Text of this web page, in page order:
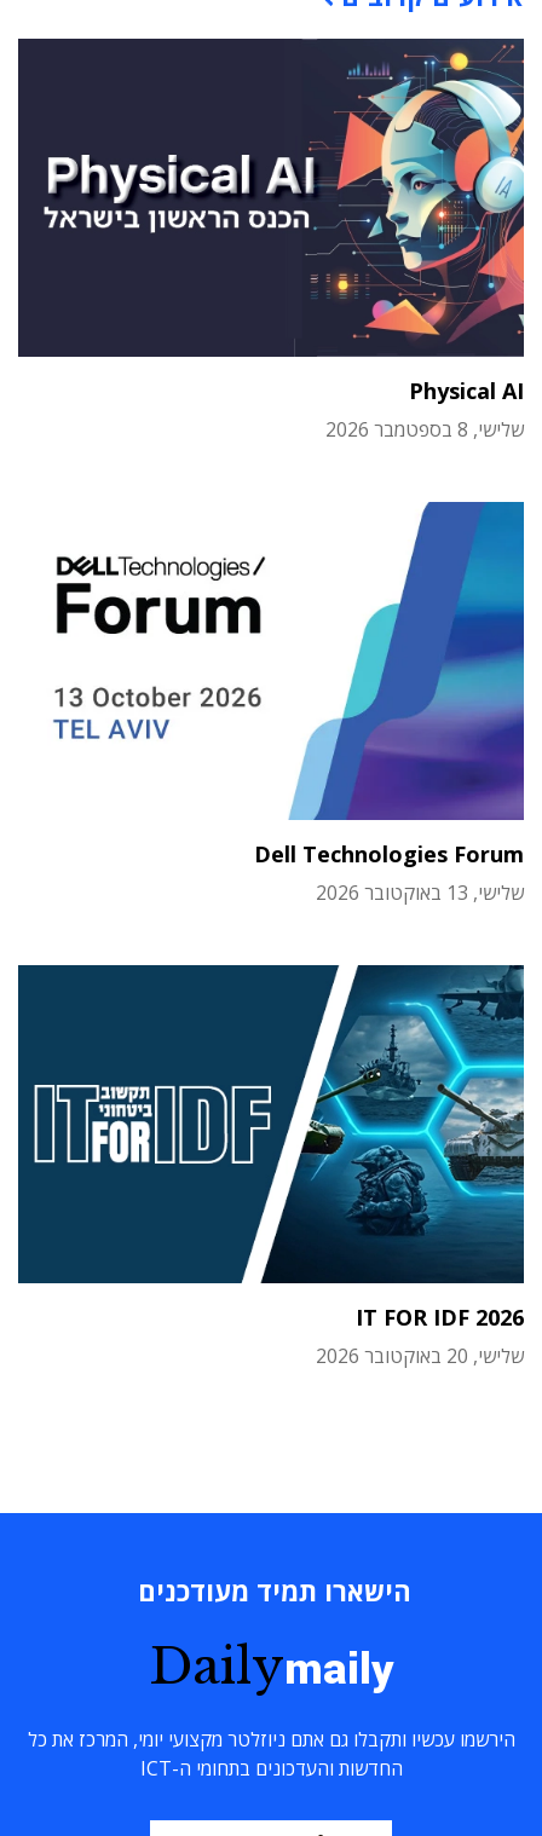
Physical AI
שלישי, 8 בספטמבר 2026
Dell Technologies Forum
שלישי, 13 באוקטובר 2026
IT FOR IDF 2026
שלישי, 20 באוקטובר 2026
הישארו תמיד מעודכנים
Dailymaily
הירשמו עכשיו ותקבלו גם אתם ניוזלטר מקצועי יומי, המרכז את כל
החדשות והעדכונים בתחומי ה-ICT